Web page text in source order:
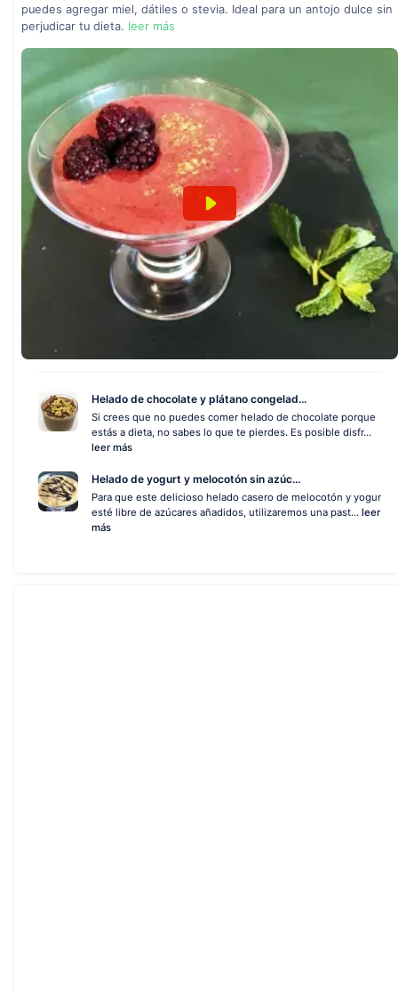
puedes agregar miel, dátiles o stevia. Ideal para un antojo dulce sin
perjudicar tu dieta. leer más
Helado de chocolate y plátano congelad...
Si crees que no puedes comer helado de chocolate porque
estás a dieta, no sabes lo que te pierdes. Es posible disfr...
leer más
Helado de yogurt y melocotón sin azúc...
Para que este delicioso helado casero de melocotón y yogur
esté libre de azúcares añadidos, utilizaremos una past... leer
más